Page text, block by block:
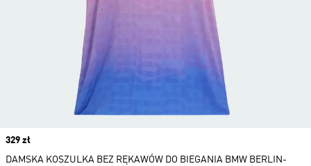
Price
329 zł
DAMSKA KOSZULKA BEZ RĘKAWÓW DO BIEGANIA BMW BERLIN-